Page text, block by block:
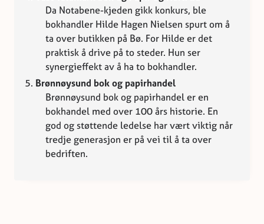
Da Notabene-kjeden gikk konkurs, ble
bokhandler Hilde Hagen Nielsen spurt om å
ta over butikken på Bø. For Hilde er det
praktisk å drive på to steder. Hun ser
synergieffekt av å ha to bokhandler.
Brønnøysund bok og papirhandel
Brønnøysund bok og papirhandel er en
bokhandel med over 100 års historie. En
god og støttende ledelse har vært viktig når
tredje generasjon er på vei til å ta over
bedriften.